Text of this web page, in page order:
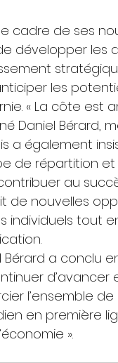
cadre de ses
développer les
les
« La côte est
Daniel Bérard,
a également
de répartition
au
de nouvelles
individuels tout
Bérard a conclu
d’avancer
l’ensemble
en première
».